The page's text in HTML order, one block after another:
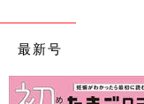
最新号